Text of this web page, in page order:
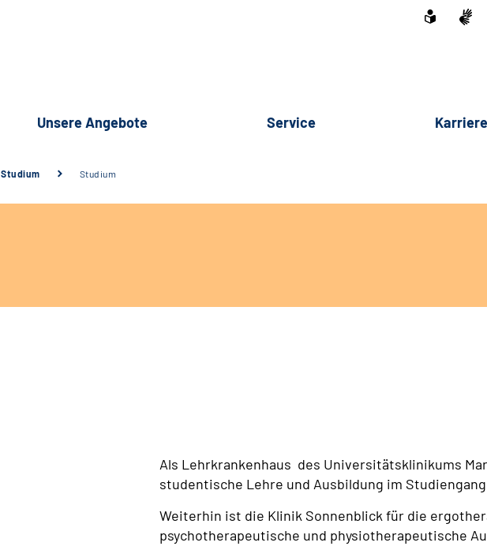
Unsere Angebote Service Karriere
Studium Studium
Als Lehrkrankenhaus des Universitätsklinikums
studentische Lehre und Ausbildung im
Weiterhin ist die Klinik Sonnenblick für die
psychotherapeutische und physiotherapeutische